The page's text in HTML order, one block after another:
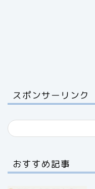
スポンサーリンク
おすすめ記事